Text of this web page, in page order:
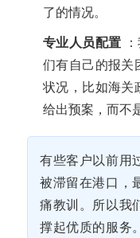
了的情况。
专业人员配置
们有自己的报关
状况，比如海关
给出预案，而不
有些客户以前用
被滞留在港口，
痛教训。所以我
撑起优质的服务